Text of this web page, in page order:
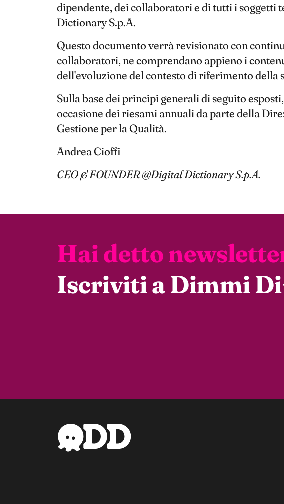
dipendente, dei collaboratori e di tutti i
Dictionary S.p.A.
Questo documento verrà revisionato con
collaboratori, ne comprendano appieno i
dell'evoluzione del contesto di riferimento della
Sulla base dei principi generali di seguito
occasione dei riesami annuali da parte della
Gestione per la Qualità.
Andrea Cioffi
CEO & FOUNDER @Digital Dictionary S.p.A.
Hai detto
Iscriviti a Dimmi